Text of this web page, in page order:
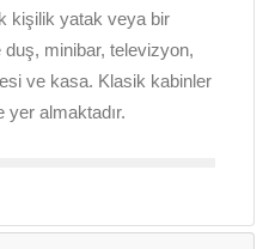
kişilik yatak veya bir
minibar, televizyon,
ve kasa. Klasik kabinler
yer almaktadır.